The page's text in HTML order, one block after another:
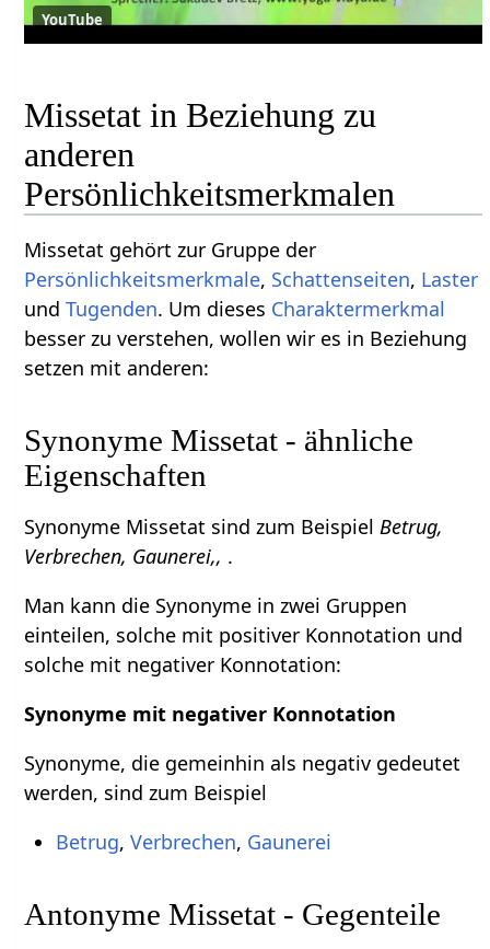
YouTube
Missetat in Beziehung zu
anderen
Persönlichkeitsmerkmalen
Missetat gehört zur Gruppe der
Persönlichkeitsmerkmale, Schattenseiten, Laster
undTugenden. Um dieses Charaktermerkmal
besser zu verstehen, wollen wir es in Beziehung
setzen mit anderen:
Synonyme Missetat - ähnliche
Eigenschaften
Synonyme Missetat sind zum BeispielBetrug,
Verbrechen, Gaunerei,, .
Man kann die Synonyme in zwei Gruppen
einteilen, solche mit positiver Konnotation und
solche mit negativer Konnotation:
Synonyme mit negativer Konnotation
Synonyme, die gemeinhin als negativ gedeutet
werden, sind zum Beispiel
Betrug, Verbrechen, Gaunerei
Antonyme Missetat - Gegenteile